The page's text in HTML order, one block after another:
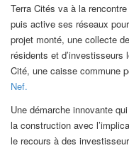
Terra Cités va à la
puis active ses réseaux
projet monté, une collecte
résidents et
Cité, une caisse commune
Nef.
Une démarche innovante
la construction avec
le recours à des